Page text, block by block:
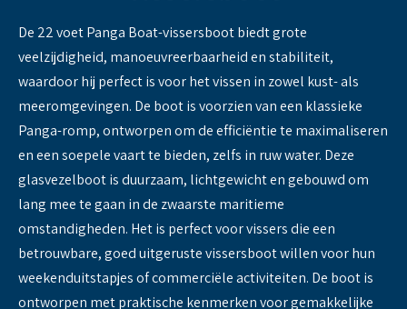
De 22 voet Panga Boat-vissersboot biedt grote
veelzijdigheid, manoeuvreerbaarheid en stabiliteit,
waardoor hij perfect is voor het vissen in zowel kust- als
meeromgevingen. De boot is voorzien van een klassieke
Panga-romp, ontworpen om de efficiëntie te maximaliseren
en een soepele vaart te bieden, zelfs in ruw water. Deze
glasvezelboot is duurzaam, lichtgewicht en gebouwd om
lang mee te gaan in de zwaarste maritieme
omstandigheden. Het is perfect voor vissers die een
betrouwbare, goed uitgeruste vissersboot willen voor hun
weekenduitstapjes of commerciële activiteiten. De boot is
ontworpen met praktische kenmerken voor gemakkelijke